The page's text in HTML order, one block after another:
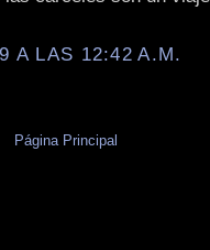
A LAS 12:42 A.M.
Página Principal